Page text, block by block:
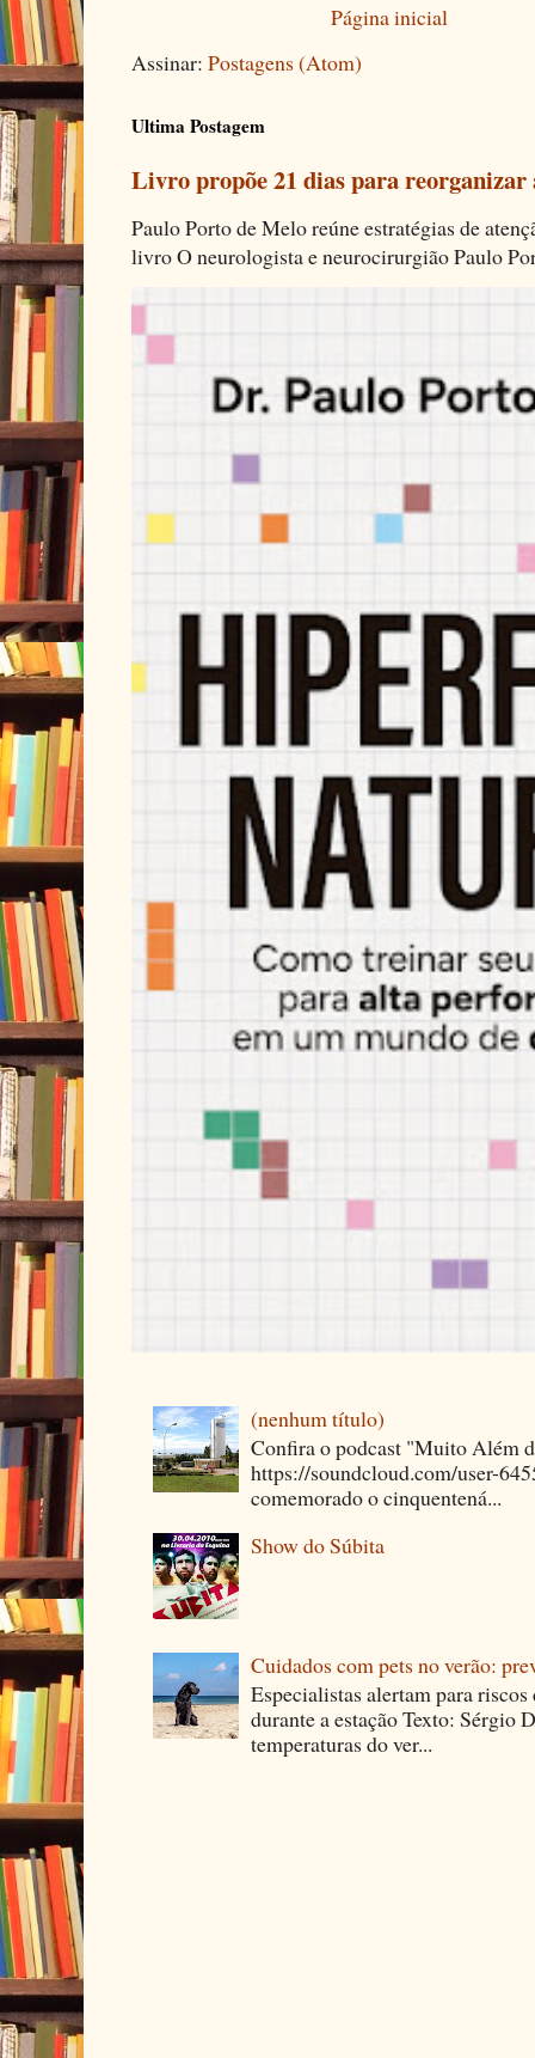
Página inicial
Assinar: Postagens (Atom)
Ultima Postagem
Livro propõe 21 dias para
Paulo Porto de Melo reúne estratégias de
livro O neurologista e neurocirurgião Paulo
(nenhum título)
Confira o podcast "Muito Além
https://soundcloud.com/user-
comemorado o cinquentená...
Show do Súbita
Cuidados com pets no verão:
Especialistas alertam para
durante a estação Texto: Sérgio
temperaturas do ver...